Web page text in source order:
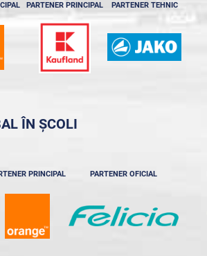
PARTENER PRINCIPAL PARTENER TEHNIC
ÎN ȘCOLI
PRINCIPAL PARTENER OFICIAL